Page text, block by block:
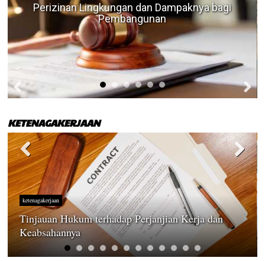
Perizinan Lingkungan dan Dampaknya bagi
Pembangunan
KETENAGAKERJAAN
ketenagakerjaan
Tinjauan Hukum terhadap Perjanjian Kerja dan
Keabsahannya